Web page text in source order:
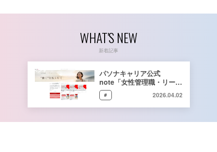
WHAT'S NEW
新着記事
イベント
パソナキャリア公式
note「女性管理職・リーダ
ーのリアルなキャリアスト
ーリー」をリリース
# 2026.04.02